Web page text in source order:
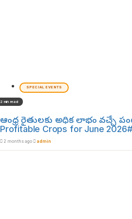
SPECIAL EVENTS
2 min read
ఆంధ్ర రైతులకు అధిక లాభం వచ్చే
Profitable Crops for June
2 months ago admin